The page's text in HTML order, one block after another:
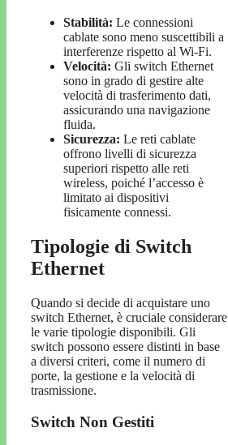
Stabilità: Le connessioni
cablate sono meno suscettibili a
interferenze rispetto al Wi-Fi.
Velocità: Gli switch Ethernet
sono in grado di gestire alte
velocità di trasferimento dati,
assicurando una navigazione
fluida.
Sicurezza: Le reti cablate
offrono livelli di sicurezza
superiori rispetto alle reti
wireless, poiché l’accesso è
limitato ai dispositivi
fisicamente connessi.
Tipologie di Switch
Ethernet
Quando si decide di acquistare uno
switch Ethernet, è cruciale considerare
le varie tipologie disponibili. Gli
switch possono essere distinti in base
a diversi criteri, come il numero di
porte, la gestione e la velocità di
trasmissione.
Switch Non Gestiti